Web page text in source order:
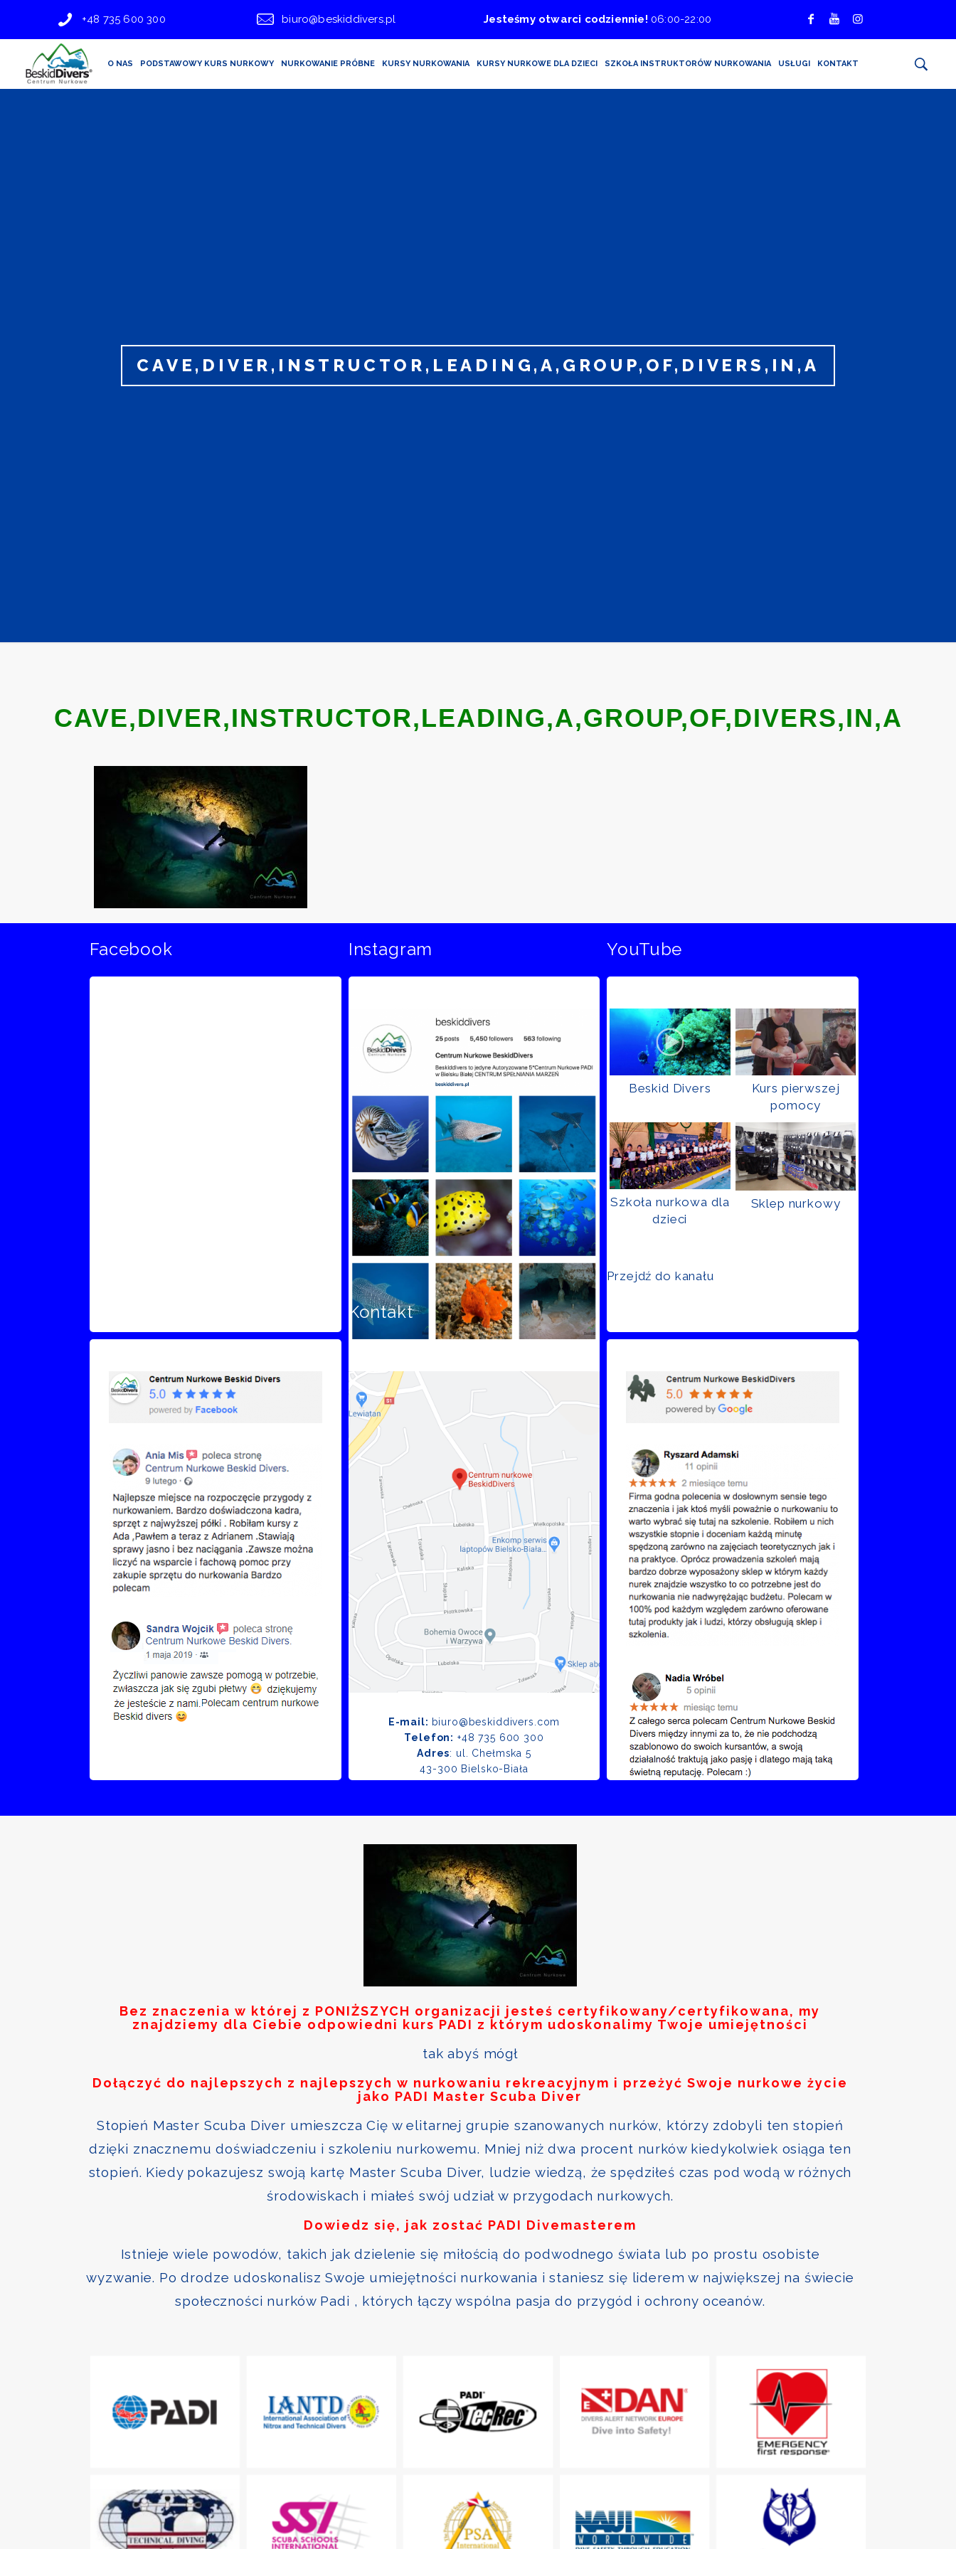
+48 735 600 300 biuro@beskiddivers.pl Jesteśmy otwarci codziennie! 06:00-22:00
O NAS PODSTAWOWY KURS NURKOWY NURKOWANIE PRÓBNE KURSY NURKOWANIA KURSY NURKOWE DLA DZIECI SZKOŁA INSTRUKTORÓW NURKOWANIA USŁUGI KONTAKT
CAVE,DIVER,INSTRUCTOR,LEADING,A,GROUP,OF,DIVERS,IN,A
CAVE,DIVER,INSTRUCTOR,LEADING,A,GROUP,OF,DIVERS,IN,A
Facebook Instagram YouTube
Beskid Divers
Kurs pierwszej
pomocy
Szkoła nurkowa dla
dzieci
Sklep nurkowy
Przejdź do kanału
Kontakt
E-mail: biuro@beskiddivers.com
Telefon: +48 735 600 300
Adres: ul. Chełmska 5
43-300 Bielsko-Biała
Bez znaczenia w której z PONIŻSZYCH organizacji jesteś certyfikowany/certyfikowana, my
znajdziemy dla Ciebie odpowiedni kurs PADI z którym udoskonalimy Twoje umiejętności
tak abyś mógł
Dołączyć do najlepszych z najlepszych w nurkowaniu rekreacyjnym i przeżyć Swoje nurkowe życie
jako PADI Master Scuba Diver
Stopień Master Scuba Diver umieszcza Cię w elitarnej grupie szanowanych nurków, którzy zdobyli ten stopień
dzięki znacznemu doświadczeniu i szkoleniu nurkowemu. Mniej niż dwa procent nurków kiedykolwiek osiąga ten
stopień. Kiedy pokazujesz swoją kartę Master Scuba Diver, ludzie wiedzą, że spędziłeś czas pod wodą w różnych
środowiskach i miałeś swój udział w przygodach nurkowych.
Dowiedz się, jak zostać PADI Divemasterem
Istnieje wiele powodów, takich jak dzielenie się miłością do podwodnego świata lub po prostu osobiste
wyzwanie. Po drodze udoskonalisz Swoje umiejętności nurkowania i staniesz się liderem w największej na świecie
społeczności nurków Padi , których łączy wspólna pasja do przygód i ochrony oceanów.